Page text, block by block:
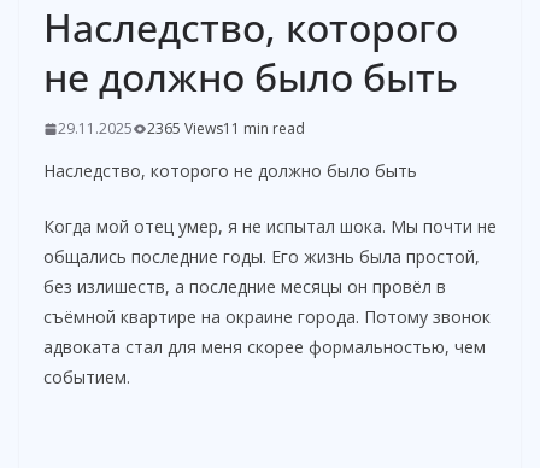
Наследство, которого
не должно было быть
29.11.2025 2365 Views11 min read
Наследство, которого не должно было быть
Когда мой отец умер, я не испытал шока. Мы почти не
общались последние годы. Его жизнь была простой,
без излишеств, а последние месяцы он провёл в
съёмной квартире на окраине города. Потому звонок
адвоката стал для меня скорее формальностью, чем
событием.